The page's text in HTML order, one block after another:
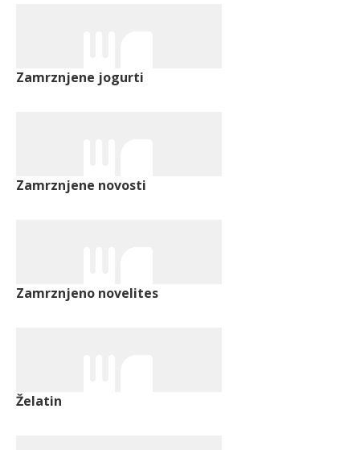
Zamrznjene jogurti
Zamrznjene novosti
Zamrznjeno novelites
Želatin